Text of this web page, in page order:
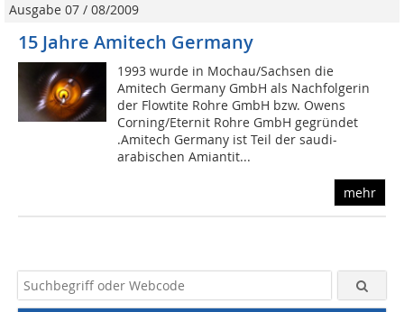
Ausgabe 07 / 08/2009
15 Jahre Amitech Germany
1993 wurde in Mochau/Sachsen die
Amitech Germany GmbH als Nachfolgerin
der Flowtite Rohre GmbH bzw. Owens
Corning/Eternit Rohre GmbH gegründet
.Amitech Germany ist Teil der saudi-
arabischen Amiantit...
mehr